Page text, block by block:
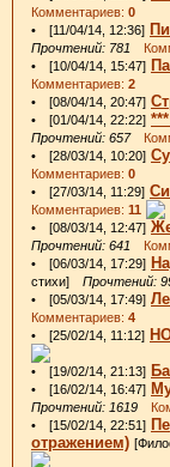
Комментариев: 0
• [11/04/14, 12:36]
Прочтений: 781
• [10/04/14, 15:47]
Комментариев: 2
• [08/04/14, 20:47]
• [01/04/14, 22:22]
Прочтений: 657
• [28/03/14, 10:20]
Комментариев: 0
• [27/03/14, 11:29]
Комментариев: 11
• [08/03/14, 12:47]
Прочтений: 641
• [06/03/14, 17:29]
стихи] Прочтений:
• [05/03/14, 17:49]
Комментариев: 4
• [25/02/14, 11:12]
• [19/02/14, 21:13]
• [16/02/14, 16:47]
Прочтений: 1619
• [15/02/14, 22:51]
отражением)